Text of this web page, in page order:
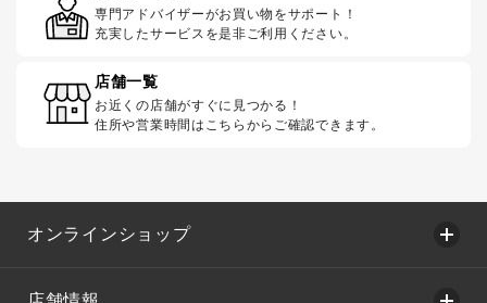
専門アドバイザーがお買い物をサポート！
充実したサービスを是非ご利用ください。
店舗一覧
お近くの店舗がすぐに見つかる！
住所や営業時間はこちらからご確認できます。
オンラインショップ